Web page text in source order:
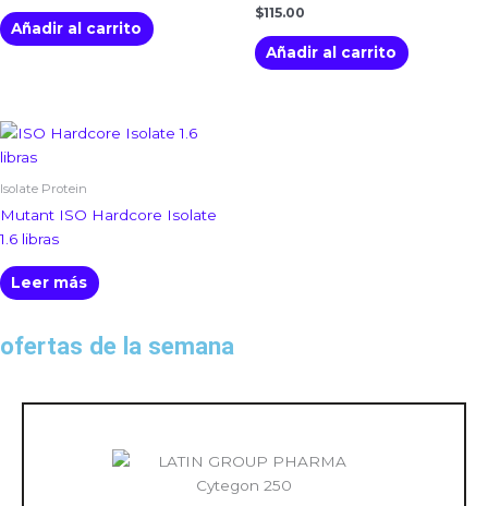
Añadir al carrito
$115.00
Añadir al carrito
Isolate Protein
Mutant ISO Hardcore Isolate
1.6 libras
Leer más
ofertas de la semana